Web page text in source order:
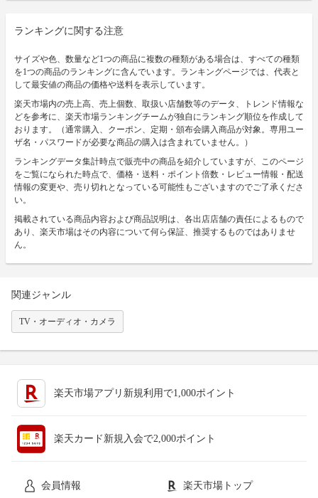
ランキングに関する注意
サイズや色、数量など1つの商品に複数の種類がある場合は、すべての種類
を1つの商品のランキングに含んでいます。ランキングページでは、代表と
して最安値の商品の価格や送料を表示しています。
楽天市場内の売上高、売上個数、取扱い店舗数等のデータ、トレンド情報な
どを参考に、楽天市場ランキングチームが独自にランキング順位を作成して
おります。（通常購入、クーポン、定期・頒布会購入商品が対象。専用ユー
ザ名・パスワードが必要な商品の購入は含まれていません。）
ランキングデータ集計時点で販売中の商品を紹介していますが、このページ
をご覧になられた時点で、価格・送料・ポイント倍数・レビュー情報・配送
情報の変更や、売り切れとなっている可能性もございますのでご了承くださ
い。
掲載されている商品内容および商品説明は、各出店店舗の責任によるもので
あり、楽天市場はその内容について何ら保証、推奨するものではありませ
ん。
関連ジャンル
TV・オーディオ・カメラ
楽天市場アプリ新規利用で1,000ポイント
楽天カード新規入会で2,000ポイント
会員情報 楽天市場トップ